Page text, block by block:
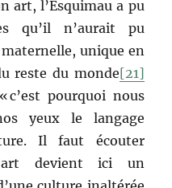
art, l’Esquimau a pu
qu’il n’aurait pu
unique en
reste du monde[21]
c’est pourquoi nous
yeux le langage
Il faut écouter
devient ici un